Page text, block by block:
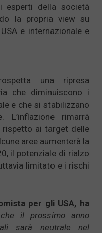
esperti della società
la propria view su
e internazionale e
una ripresa
che diminuiscono i
e che si stabilizzano
L’inflazione rimarrà
rispetto ai target delle
aree aumenterà la
il potenziale di rialzo
limitato e i rischi
per gli USA, ha
il prossimo anno
sarà neutrale nel